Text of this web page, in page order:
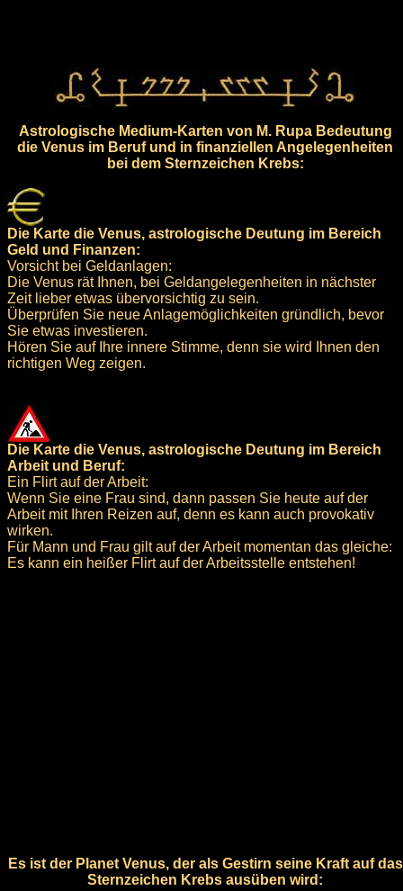
Astrologische Medium-Karten von M. Rupa Bedeutung
die Venus im Beruf und in finanziellen Angelegenheiten
bei dem Sternzeichen Krebs:
Die Karte die Venus, astrologische Deutung im Bereich
Geld und Finanzen:
Vorsicht bei Geldanlagen:
Die Venus rät Ihnen, bei Geldangelegenheiten in nächster
Zeit lieber etwas übervorsichtig zu sein.
Überprüfen Sie neue Anlagemöglichkeiten gründlich, bevor
Sie etwas investieren.
Hören Sie auf Ihre innere Stimme, denn sie wird Ihnen den
richtigen Weg zeigen.
Die Karte die Venus, astrologische Deutung im Bereich
Arbeit und Beruf:
Ein Flirt auf der Arbeit:
Wenn Sie eine Frau sind, dann passen Sie heute auf der
Arbeit mit Ihren Reizen auf, denn es kann auch provokativ
wirken.
Für Mann und Frau gilt auf der Arbeit momentan das gleiche:
Es kann ein heißer Flirt auf der Arbeitsstelle entstehen!
Es ist der Planet Venus, der als Gestirn seine Kraft auf das
Sternzeichen Krebs ausüben wird: